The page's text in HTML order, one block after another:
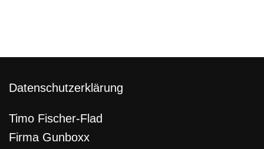
Datenschutzerklärung
Timo Fischer-Flad
Firma Gunboxx